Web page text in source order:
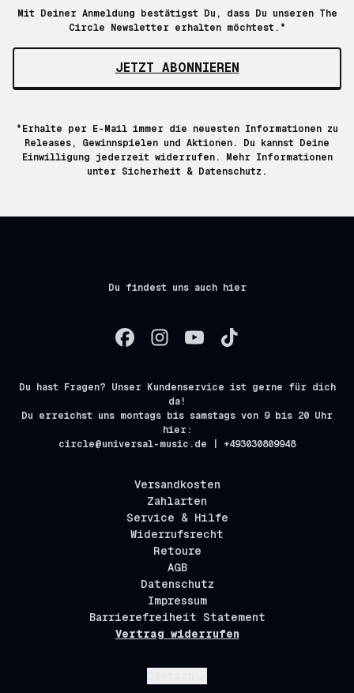
Mit Deiner Anmeldung bestätigst Du, dass Du unseren The
Circle Newsletter erhalten möchtest.*
JETZT ABONNIEREN
*Erhalte per E-Mail immer die neuesten Informationen zu
Releases, Gewinnspielen und Aktionen. Du kannst Deine
Einwilligung jederzeit widerrufen. Mehr Informationen
unter Sicherheit & Datenschutz.
Du findest uns auch hier
Du hast Fragen? Unser Kundenservice ist gerne für dich
da!
Du erreichst uns montags bis samstags von 9 bis 20 Uhr
hier:
circle@universal-music.de | +493030809948
Versandkosten
Zahlarten
Service & Hilfe
Widerrufsrecht
Retoure
AGB
Datenschutz
Impressum
Barrierefreiheit Statement
Vertrag widerrufen